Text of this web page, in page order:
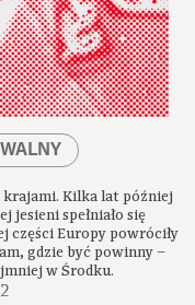
krajami. Kilka lat później
jesieni spełniało się
części Europy powróciły
gdzie być powinny –
w Środku.